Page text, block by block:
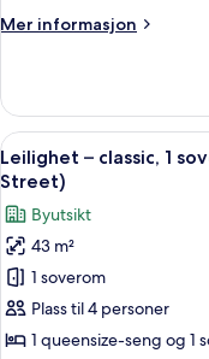
hageutsikt
Street)
Mer informasjon
Mer
–
superior,
2
soverom,
badstue,
hageutsikt
(Studencka
25
Street)
Åpne
alle
bildene
av
Leilighet
–
classic,
1
22
Leilighet – classic, 1
Street)
Byutsikt
43 m²
1 soverom
Plass til 4 personer
1 queensize-seng og 1